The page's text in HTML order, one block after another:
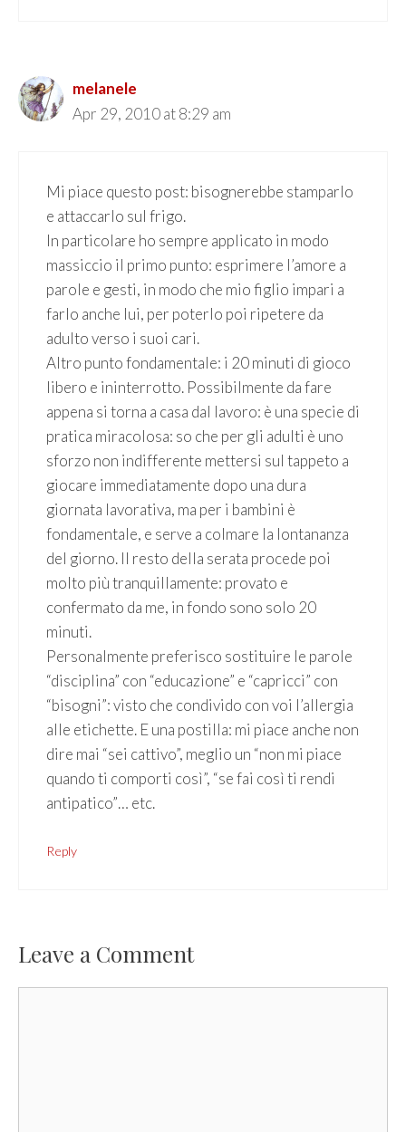
melanele
Apr 29, 2010 at 8:29 am
Mi piace questo post: bisognerebbe stamparlo
e attaccarlo sul frigo.
In particolare ho sempre applicato in modo
massiccio il primo punto: esprimere l’amore a
parole e gesti, in modo che mio figlio impari a
farlo anche lui, per poterlo poi ripetere da
adulto verso i suoi cari.
Altro punto fondamentale: i 20 minuti di gioco
libero e ininterrotto. Possibilmente da fare
appena si torna a casa dal lavoro: è una specie di
pratica miracolosa: so che per gli adulti è uno
sforzo non indifferente mettersi sul tappeto a
giocare immediatamente dopo una dura
giornata lavorativa, ma per i bambini è
fondamentale, e serve a colmare la lontananza
del giorno. Il resto della serata procede poi
molto più tranquillamente: provato e
confermato da me, in fondo sono solo 20
minuti.
Personalmente preferisco sostituire le parole
“disciplina” con “educazione” e “capricci” con
“bisogni”: visto che condivido con voi l’allergia
alle etichette. E una postilla: mi piace anche non
dire mai “sei cattivo”, meglio un “non mi piace
quando ti comporti così”, “se fai così ti rendi
antipatico”… etc.
Reply
Leave a Comment